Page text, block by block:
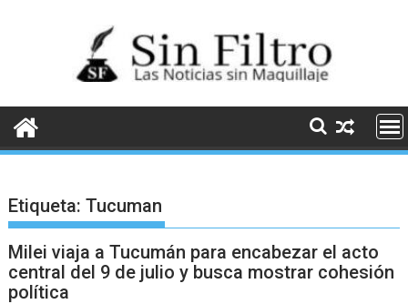
Etiqueta:Tucuman
Milei viaja a Tucumán para encabezar el acto
central del 9 de julio y busca mostrar cohesión
política